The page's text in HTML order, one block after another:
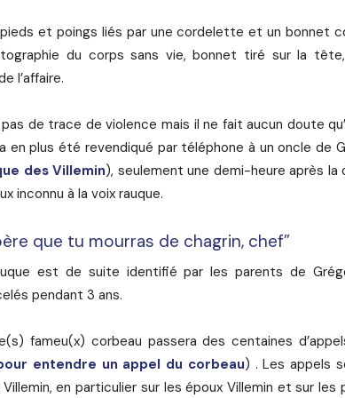
et poings liés par une cordelette et un bonnet
du corps sans vie, bonnet tiré sur la
l’affaire.
de trace de violence mais il ne fait aucun doute
en plus été revendiqué par téléphone à un oncle de
des Villemin), seulement une demi-heure après la
inconnu à la voix rauque.
que tu mourras de chagrin, chef”
est de suite identifié par les parents de
pendant 3 ans.
fameu(x) corbeau passera des centaines
entendre un appel du corbeau) . Les appels
en particulier sur les époux Villemin et sur les